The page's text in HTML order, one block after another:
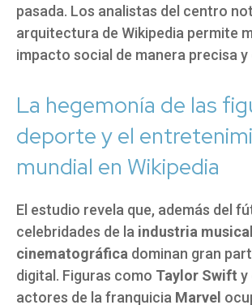
pasada. Los analistas del centro
arquitectura de Wikipedia permite
impacto social de manera precisa y
La hegemonía de las
deporte y el
mundial en Wikipedia
El estudio revela que, además del
celebridades de la industria
cinematográfica dominan gran
digital. Figuras como Taylor Swift y
actores de la franquicia Marvel